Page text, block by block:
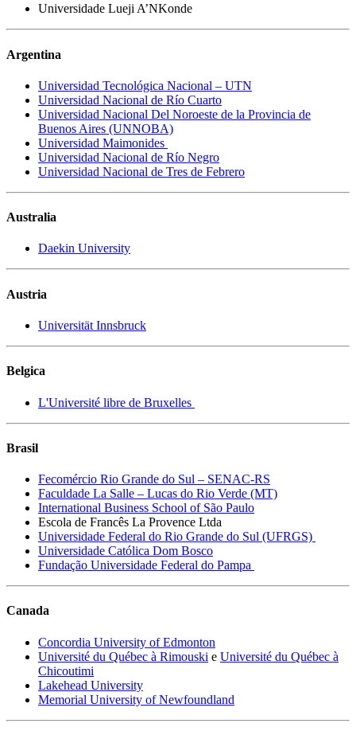
Universidade Lueji A’NKonde
Argentina
Universidad Tecnológica Nacional – UTN
Universidad Nacional de Río Cuarto
Universidad Nacional Del Noroeste de la Provincia de
Buenos Aires (UNNOBA)
Universidad Maimonides
Universidad Nacional de Río Negro
Universidad Nacional de Tres de Febrero
Australia
Daekin University
Austria
Universität Innsbruck
Belgica
L'Université libre de Bruxelles
Brasil
Fecomércio Rio Grande do Sul – SENAC-RS
Faculdade La Salle – Lucas do Rio Verde (MT)
International Business School of São Paulo
Escola de Francês La Provence Ltda
Universidade Federal do Rio Grande do Sul (UFRGS)
Universidade Católica Dom Bosco
Fundação Universidade Federal do Pampa
Canada
Concordia University of Edmonton
Université du Québec à Rimouski e Université du Québec à
Chicoutimi
Lakehead University
Memorial University of Newfoundland